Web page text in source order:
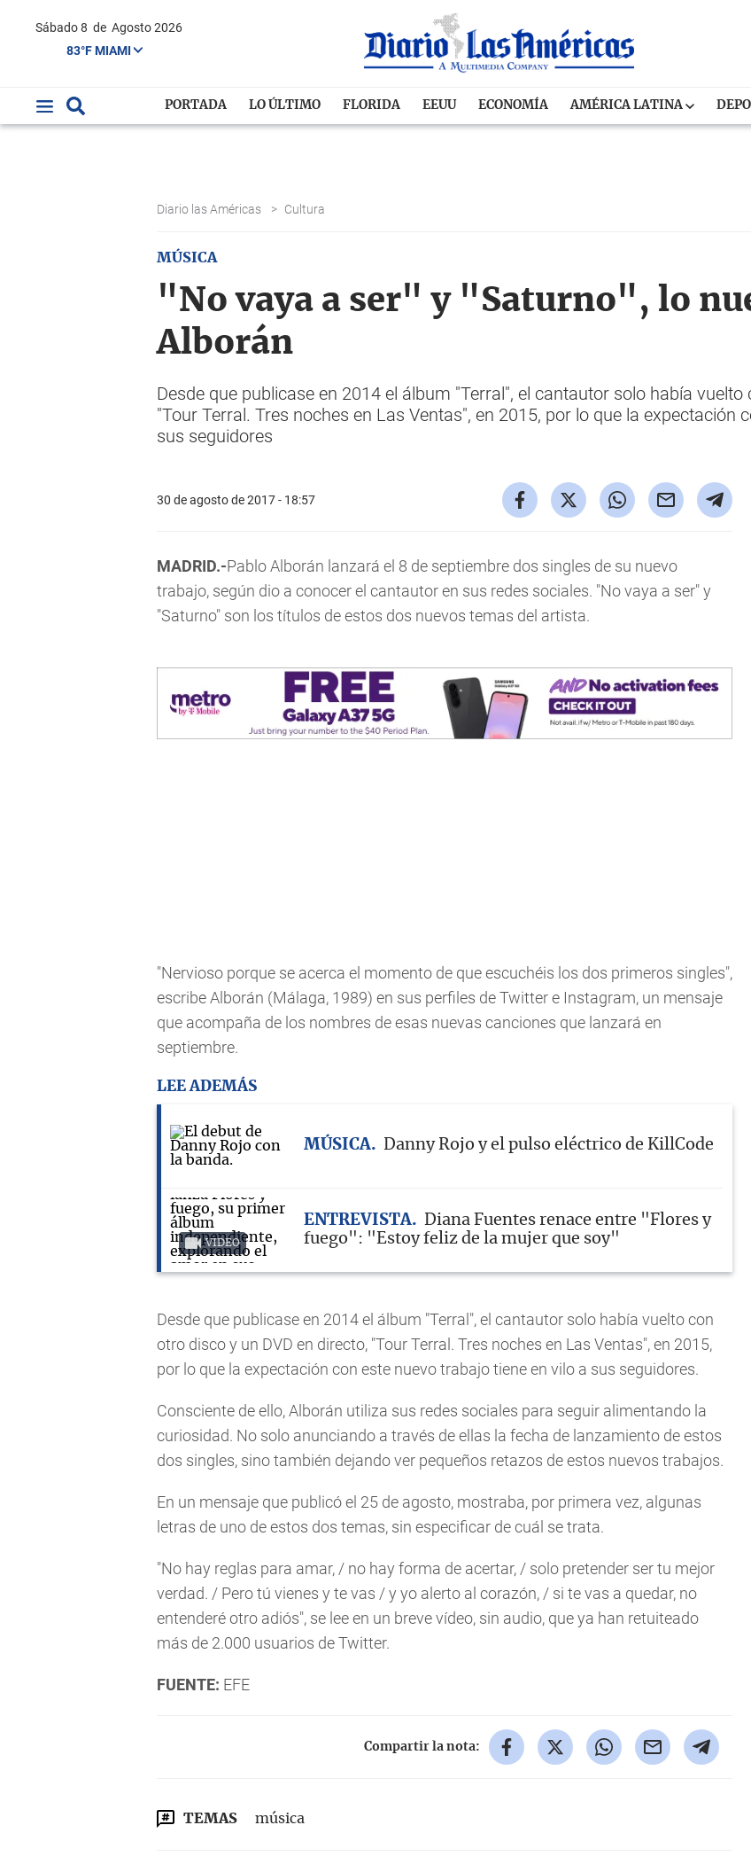
Sábado 8 de Agosto 2026
83°F MIAMI
PORTADA LO ÚLTIMO FLORIDA EEUU ECONOMÍA AMÉRICA LATINA
Diario las Américas > Cultura
MÚSICA
"No vaya a ser" y "Saturno", lo
Alborán
Desde que publicase en 2014 el álbum "Terral", el cantautor solo había
"Tour Terral. Tres noches en Las Ventas", en 2015, por lo que la expectación
sus seguidores
30 de agosto de 2017 - 18:57
MADRID.-Pablo Alborán lanzará el 8 de septiembre dos singles de su nuevo
trabajo, según dio a conocer el cantautor en sus redes sociales. "No vaya a ser" y
"Saturno" son los títulos de estos dos nuevos temas del artista.
"Nervioso porque se acerca el momento de que escuchéis los dos primeros singles",
escribe Alborán (Málaga, 1989) en sus perfiles de Twitter e Instagram, un mensaje
que acompaña de los nombres de esas nuevas canciones que lanzará en
septiembre.
LEE ADEMÁS
MÚSICA Danny Rojo y el pulso eléctrico de KillCode
VIDEO
ENTREVISTA
Diana Fuentes renace entre "Flores y
fuego": "Estoy feliz de la mujer que soy"
Desde que publicase en 2014 el álbum "Terral", el cantautor solo había vuelto con
otro disco y un DVD en directo, "Tour Terral. Tres noches en Las Ventas", en 2015,
por lo que la expectación con este nuevo trabajo tiene en vilo a sus seguidores.
Consciente de ello, Alborán utiliza sus redes sociales para seguir alimentando la
curiosidad. No solo anunciando a través de ellas la fecha de lanzamiento de estos
dos singles, sino también dejando ver pequeños retazos de estos nuevos trabajos.
En un mensaje que publicó el 25 de agosto, mostraba, por primera vez, algunas
letras de uno de estos dos temas, sin especificar de cuál se trata.
"No hay reglas para amar, / no hay forma de acertar, / solo pretender ser tu mejor
verdad. / Pero tú vienes y te vas / y yo alerto al corazón, / si te vas a quedar, no
entenderé otro adiós", se lee en un breve vídeo, sin audio, que ya han retuiteado
más de 2.000 usuarios de Twitter.
FUENTE: EFE
Compartir la nota:
TEMAS música